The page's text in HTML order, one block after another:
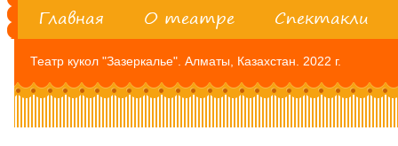
Главная О театре Спектакли
Театр кукол "Зазеркалье". Алматы, Казахстан. 2022 г.